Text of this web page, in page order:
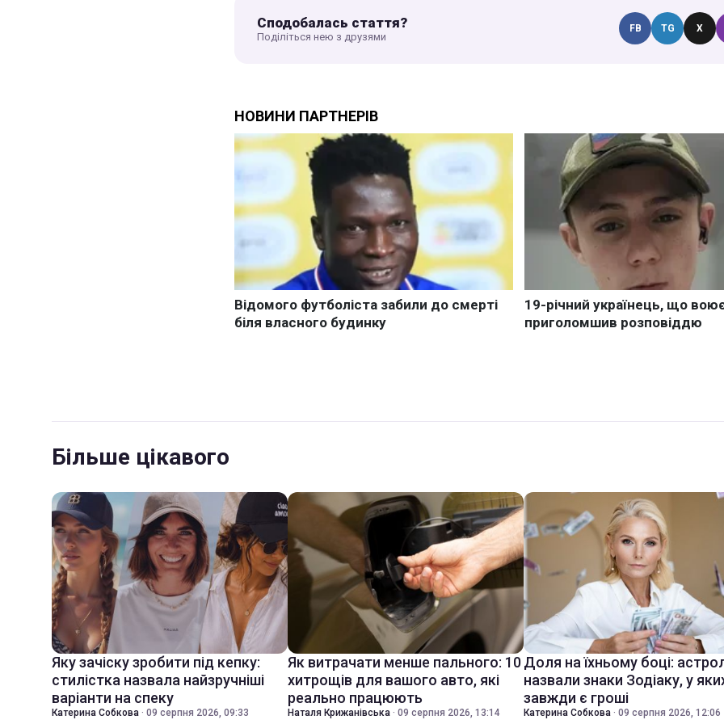
Сподобалась стаття?
Поділіться нею з друзями
FB TG X
Більше цікавого
Яку зачіску зробити під кепку:
стилістка назвала найзручніші
варіанти на спеку
Катерина Собкова · 09 серпня 2026, 09:33
Як витрачати менше пального: 10
хитрощів для вашого авто, які
реально працюють
Наталя Крижанівська · 09 серпня 2026, 13:14
Доля на їхньому боці:
назвали знаки Зодіаку, у
завжди є гроші
Катерина Собкова · 09 серпня 2026, 12:06